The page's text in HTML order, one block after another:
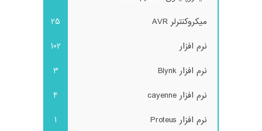
میکروکنترلر AVR
25
نرم افزار
102
نرم افزار Blynk
3
نرم افزار cayenne
4
نرم افزار Proteus
1